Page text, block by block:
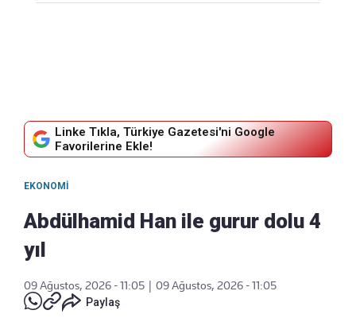
Linke Tıkla, Türkiye Gazetesi'ni Google
Favorilerine Ekle!
EKONOMI
Abdülhamid Han ile gurur dolu 4
yıl
09 Ağustos, 2026 - 11:05
09 Ağustos, 2026 - 11:05
Paylaş